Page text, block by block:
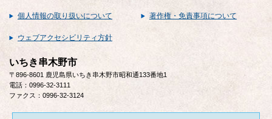
個人情報の取り扱いについて 著作権・免責事項について
ウェブアクセシビリティ方針
いちき串木野市
〒896-8601 鹿児島県いちき串木野市昭和通133番地1
電話：0996-32-3111
ファクス：0996-32-3124